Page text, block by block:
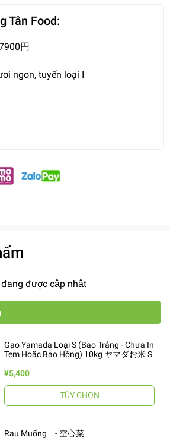
Tân Food:
円
ngon, tuyển loại I
được cập nhật
Gạo Yamada Loại S (Bao Trắng - Chưa In
Tem Hoặc Bao Hồng) 10kg ヤマダお米 S
¥5,400
TÙY CHỌN
Rau Muống - 空心菜